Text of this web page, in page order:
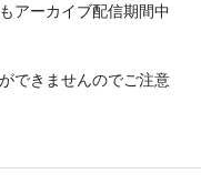
アーカイブ配信期間中
できませんのでご注意